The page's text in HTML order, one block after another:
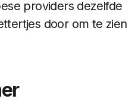
providers dezelfde
door om te zien